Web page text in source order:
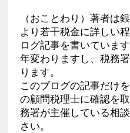
（おことわり）著者は
より若干税金に詳しい
ログ記事を書いていま
年変わりますし、税務
ります。
このブログの記事だけ
の顧問税理士に確認を
務署が主催している相
さい。